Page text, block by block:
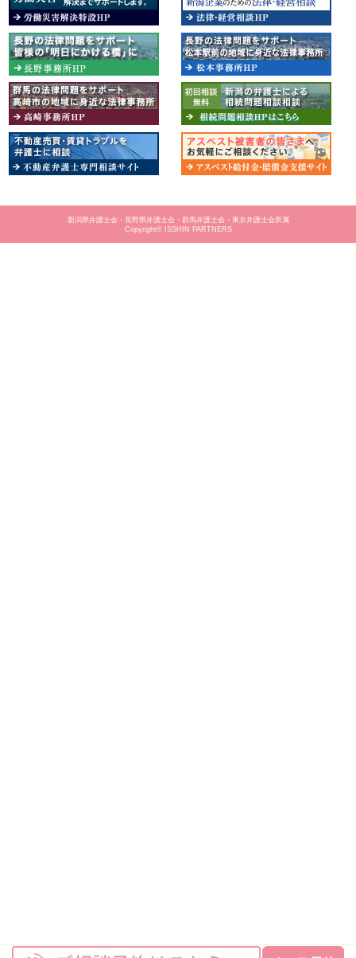
新潟県弁護士会・長野県弁護士会・群馬弁護士会・東京弁護士会所属
Copyright© ISSHIN PARTNERS